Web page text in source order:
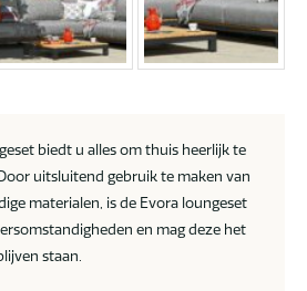
biedt u alles om thuis heerlijk te
uitsluitend gebruik te maken van
materialen, is de Evora loungeset
en mag deze het
staan.